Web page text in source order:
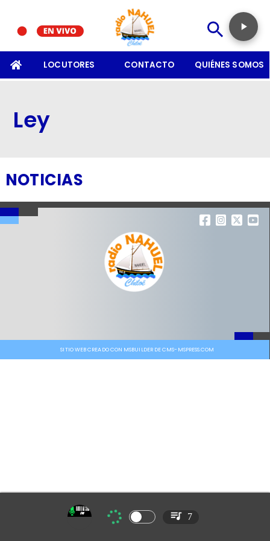
LOCUTORES CONTACTO QUIÉNES SOMOS
Ley
NOTICIAS
SITIO WEB CREADO CON MSBUILDER DE CMS-MSPRESS.COM
7